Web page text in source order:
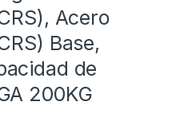
Acero
Base,
de
200KG